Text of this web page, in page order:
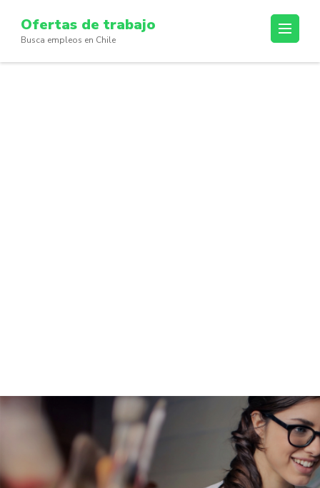
content
(Press
Ofertas de trabajo
Busca empleos en Chile